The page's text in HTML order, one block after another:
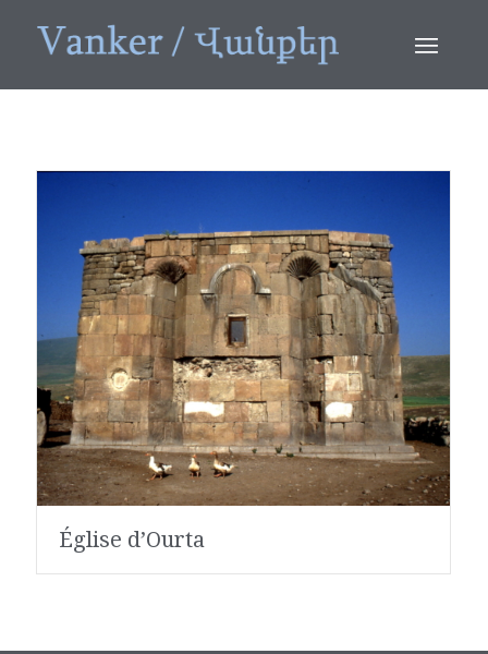
Église d’Ourta